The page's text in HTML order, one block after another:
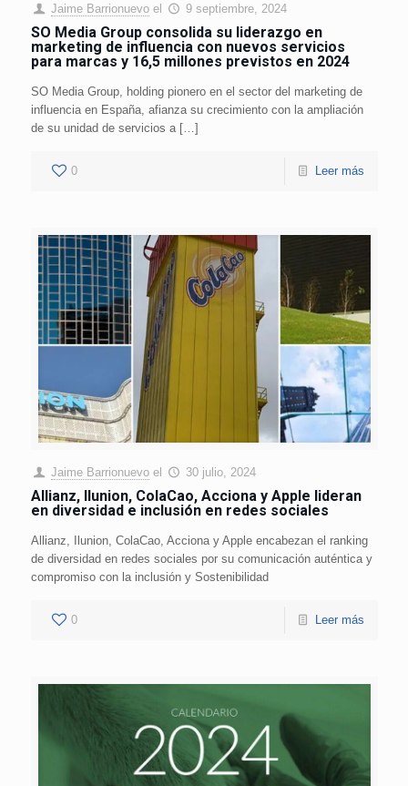
Jaime Barrionuevo el 9 septiembre, 2024
SO Media Group consolida su liderazgo en
marketing de influencia con nuevos servicios
para marcas y 16,5 millones previstos en 2024
SO Media Group, holding pionero en el sector del marketing de
influencia en España, afianza su crecimiento con la ampliación
de su unidad de servicios a […]
0 Leer más
Jaime Barrionuevo el 30 julio, 2024
Allianz, Ilunion, ColaCao, Acciona y Apple lideran
en diversidad e inclusión en redes sociales
Allianz, Ilunion, ColaCao, Acciona y Apple encabezan el ranking
de diversidad en redes sociales por su comunicación auténtica y
compromiso con la inclusión y Sostenibilidad
0 Leer más